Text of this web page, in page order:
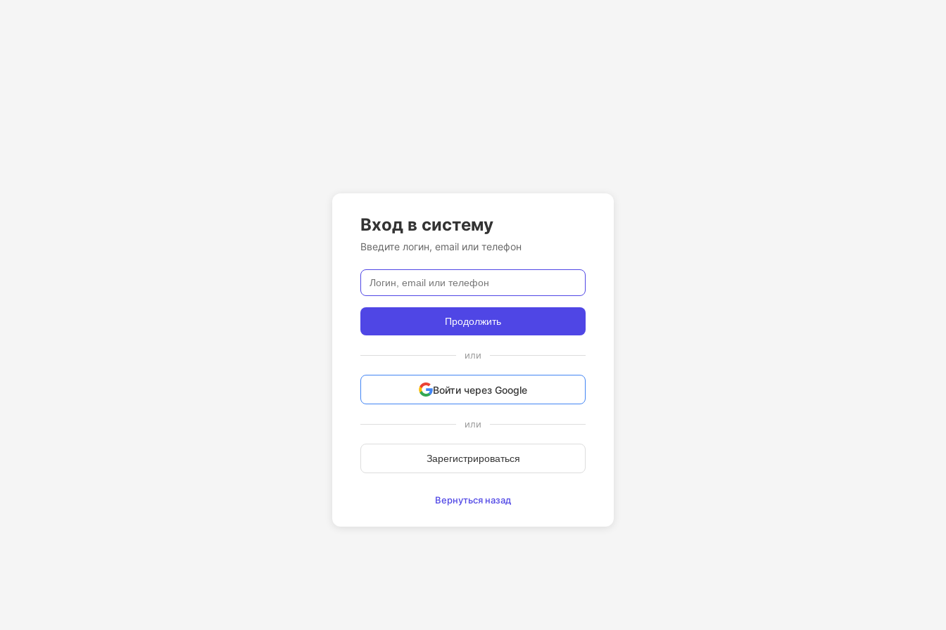
Вход в систему
Введите логин, email или телефон
Продолжить
или
Войти через Google
или
Зарегистрироваться
Вернуться назад